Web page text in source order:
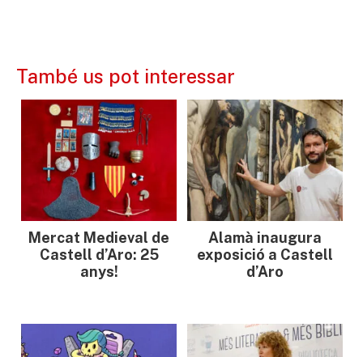
També us pot interessar
Mercat Medieval de
Castell d’Aro: 25
anys!
Alamà inaugura
exposició a Castell
d’Aro